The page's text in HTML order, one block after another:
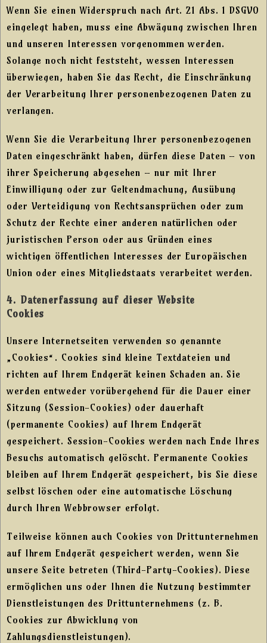
Wenn Sie einen Widerspruch nach Art. 21 Abs. 1 DSGVO
eingelegt haben, muss eine Abwägung zwischen Ihren
und unseren Interessen vorgenommen werden.
Solange noch nicht feststeht, wessen Interessen
überwiegen, haben Sie das Recht, die Einschränkung
der Verarbeitung Ihrer personenbezogenen Daten zu
verlangen.
Wenn Sie die Verarbeitung Ihrer personenbezogenen
Daten eingeschränkt haben, dürfen diese Daten – von
ihrer Speicherung abgesehen – nur mit Ihrer
Einwilligung oder zur Geltendmachung, Ausübung
oder Verteidigung von Rechtsansprüchen oder zum
Schutz der Rechte einer anderen natürlichen oder
juristischen Person oder aus Gründen eines
wichtigen öffentlichen Interesses der Europäischen
Union oder eines Mitgliedstaats verarbeitet werden.
4. Datenerfassung auf dieser Website
Cookies
Unsere Internetseiten verwenden so genannte
„Cookies“. Cookies sind kleine Textdateien und
richten auf Ihrem Endgerät keinen Schaden an. Sie
werden entweder vorübergehend für die Dauer einer
Sitzung (Session-Cookies) oder dauerhaft
(permanente Cookies) auf Ihrem Endgerät
gespeichert. Session-Cookies werden nach Ende Ihres
Besuchs automatisch gelöscht. Permanente Cookies
bleiben auf Ihrem Endgerät gespeichert, bis Sie diese
selbst löschen oder eine automatische Löschung
durch Ihren Webbrowser erfolgt.
Teilweise können auch Cookies von Drittunternehmen
auf Ihrem Endgerät gespeichert werden, wenn Sie
unsere Seite betreten (Third-Party-Cookies). Diese
ermöglichen uns oder Ihnen die Nutzung bestimmter
Dienstleistungen des Drittunternehmens (z. B.
Cookies zur Abwicklung von
Zahlungsdienstleistungen).